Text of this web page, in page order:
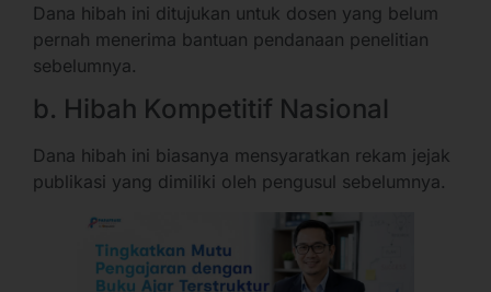
Dana hibah ini ditujukan untuk dosen yang belum
pernah menerima bantuan pendanaan penelitian
sebelumnya.
b. Hibah Kompetitif Nasional
Dana hibah ini biasanya mensyaratkan rekam jejak
publikasi yang dimiliki oleh pengusul sebelumnya.